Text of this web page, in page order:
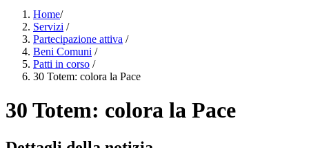
Home/
Servizi /
Partecipazione attiva /
Beni Comuni /
Patti in corso /
30 Totem: colora la Pace
30 Totem: colora la Pace